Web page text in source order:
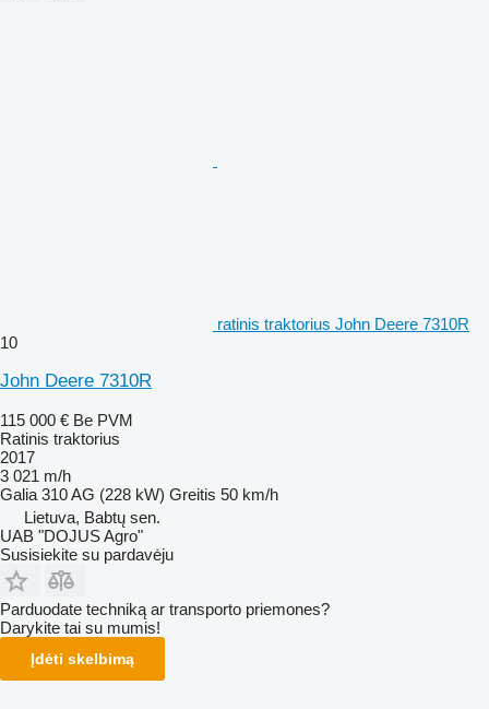
ratinis traktorius John Deere 7310R
10
John Deere 7310R
115 000 € Be PVM
Ratinis traktorius
2017
3 021 m/h
Galia 310 AG (228 kW) Greitis 50 km/h
Lietuva, Babtų sen.
UAB "DOJUS Agro"
Susisiekite su pardavėju
Parduodate techniką ar transporto priemones?
Darykite tai su mumis!
Įdėti skelbimą